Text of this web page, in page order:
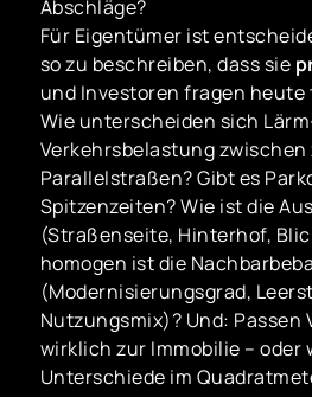
Abschläge?
Für Eigentümer ist
so zu beschreiben, dass sie
und Investoren fragen
Wie unterscheiden sich
Verkehrsbelastung zwischen
Parallelstraßen? Gibt es
Spitzenzeiten? Wie ist die
(Straßenseite, Hinterhof,
homogen ist die
(Modernisierungsgrad,
Nutzungsmix)? Und: Passen
wirklich zur Immobilie – oder
Unterschiede im